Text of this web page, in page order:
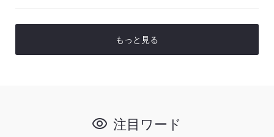
もっと見る
注目ワード